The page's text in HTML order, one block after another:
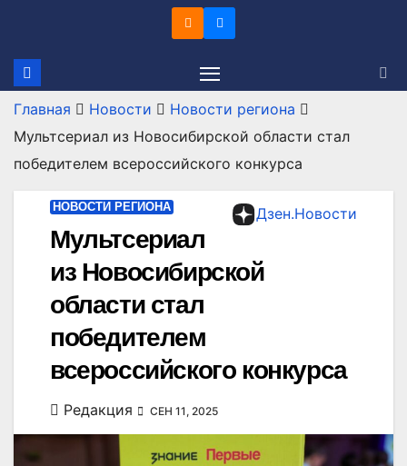
содержимому
Главная Новости
Новости региона
Мультсериал из Новосибирской области стал
победителем всероссийского конкурса
Дзен.Новости
НОВОСТИ РЕГИОНА
Мультсериал
из Новосибирской
области стал
победителем
всероссийского конкурса
Редакция СЕН 11, 2025